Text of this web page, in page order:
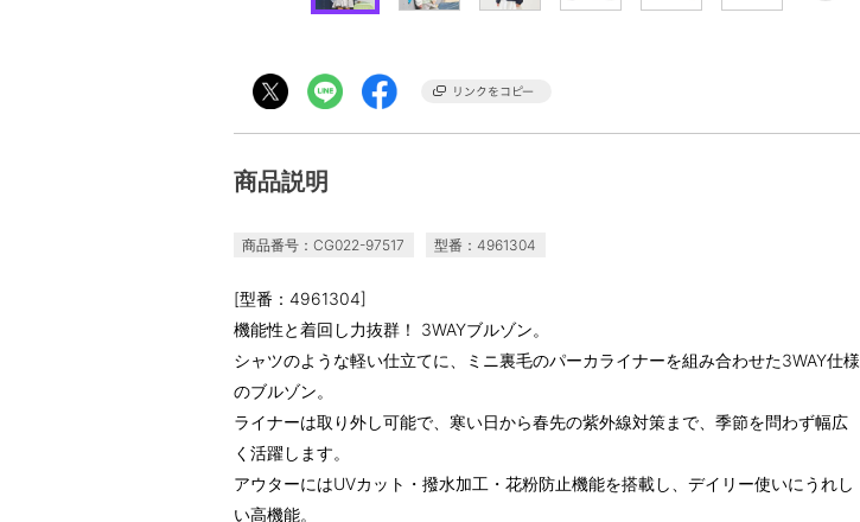
商品説明
商品番号：CG022-97517 型番：4961304
[型番：4961304]
機能性と着回し力抜群！ 3WAYブルゾン。
シャツのような軽い仕立てに、ミニ裏毛のパーカライナーを組み合わせた3WAY仕様
のブルゾン。
ライナーは取り外し可能で、寒い日から春先の紫外線対策まで、季節を問わず幅広
く活躍します。
アウターにはUVカット・撥水加工・花粉防止機能を搭載し、デイリー使いにうれし
い高機能。